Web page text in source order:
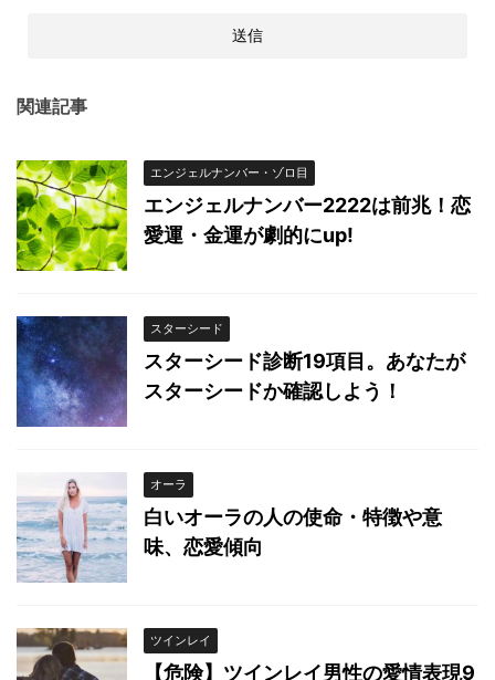
関連記事
エンジェルナンバー・ゾロ目
エンジェルナンバー2222は前兆！恋
愛運・金運が劇的にup!
スターシード
スターシード診断19項目。あなたが
スターシードか確認しよう！
オーラ
白いオーラの人の使命・特徴や意
味、恋愛傾向
ツインレイ
【危険】ツインレイ男性の愛情表現9